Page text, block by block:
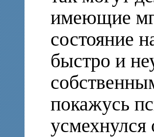
имеющие
состояние
быстро и
покажусь
усмехнулся